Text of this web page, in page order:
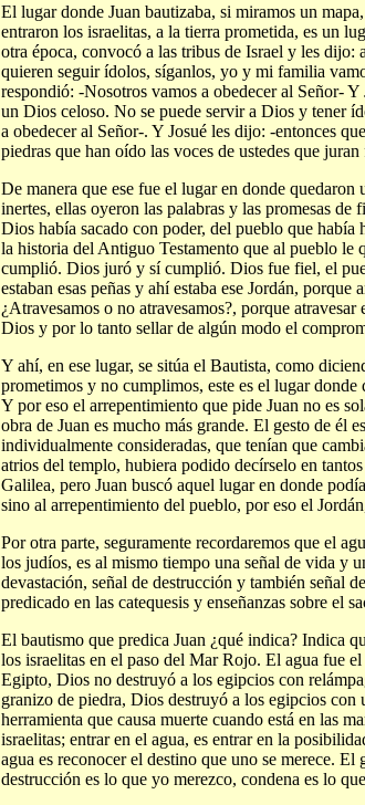
El lugar donde Juan bautizaba, si miramos un
entraron los israelitas, a la tierra prometida, es un
otra época, convocó a las tribus de Israel y les dijo:
quieren seguir ídolos, síganlos, yo y mi familia
respondió: -Nosotros vamos a obedecer al Señor-
un Dios celoso. No se puede servir a Dios y tener
a obedecer al Señor-. Y Josué les dijo: -entonces
piedras que han oído las voces de ustedes que
De manera que ese fue el lugar en donde
inertes, ellas oyeron las palabras y las promesas
Dios había sacado con poder, del pueblo que había
la historia del Antiguo Testamento que al pueblo le
cumplió. Dios juró y sí cumplió. Dios fue fiel, el
estaban esas peñas y ahí estaba ese Jordán,
¿Atravesamos o no atravesamos?, porque
Dios y por lo tanto sellar de algún modo el
Y ahí, en ese lugar, se sitúa el Bautista, como
prometimos y no cumplimos, este es el lugar
Y por eso el arrepentimiento que pide Juan no es
obra de Juan es mucho más grande. El gesto de él
individualmente consideradas, que tenían que
atrios del templo, hubiera podido decírselo en
Galilea, pero Juan buscó aquel lugar en donde
sino al arrepentimiento del pueblo, por eso el
Por otra parte, seguramente recordaremos que el
los judíos, es al mismo tiempo una señal de vida y
devastación, señal de destrucción y también señal
predicado en las catequesis y enseñanzas sobre el
El bautismo que predica Juan ¿qué indica? Indica
los israelitas en el paso del Mar Rojo. El agua fue
Egipto, Dios no destruyó a los egipcios con
granizo de piedra, Dios destruyó a los egipcios con
herramienta que causa muerte cuando está en las
israelitas; entrar en el agua, es entrar en la
agua es reconocer el destino que uno se merece. El
destrucción es lo que yo merezco, condena es lo